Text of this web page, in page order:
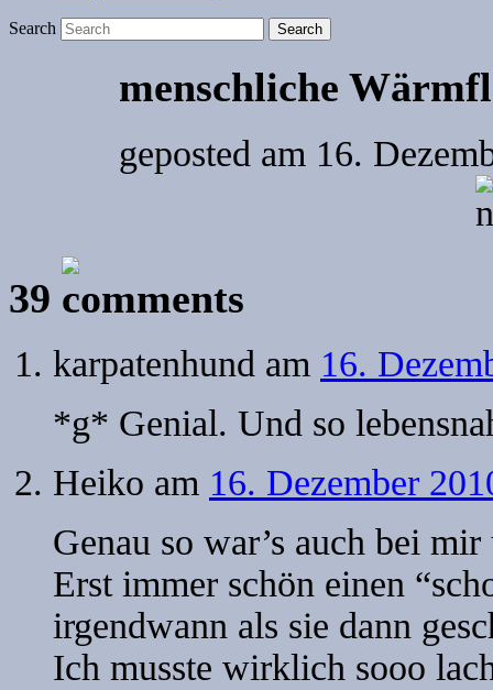
Search
menschliche
geposted am 16.
39
karpatenhund am 16.
*g* Genial. Und so
Heiko am 16. Dezember
Genau so war’s auch bei
Erst immer schön einen
irgendwann als sie dann
Ich musste wirklich sooo